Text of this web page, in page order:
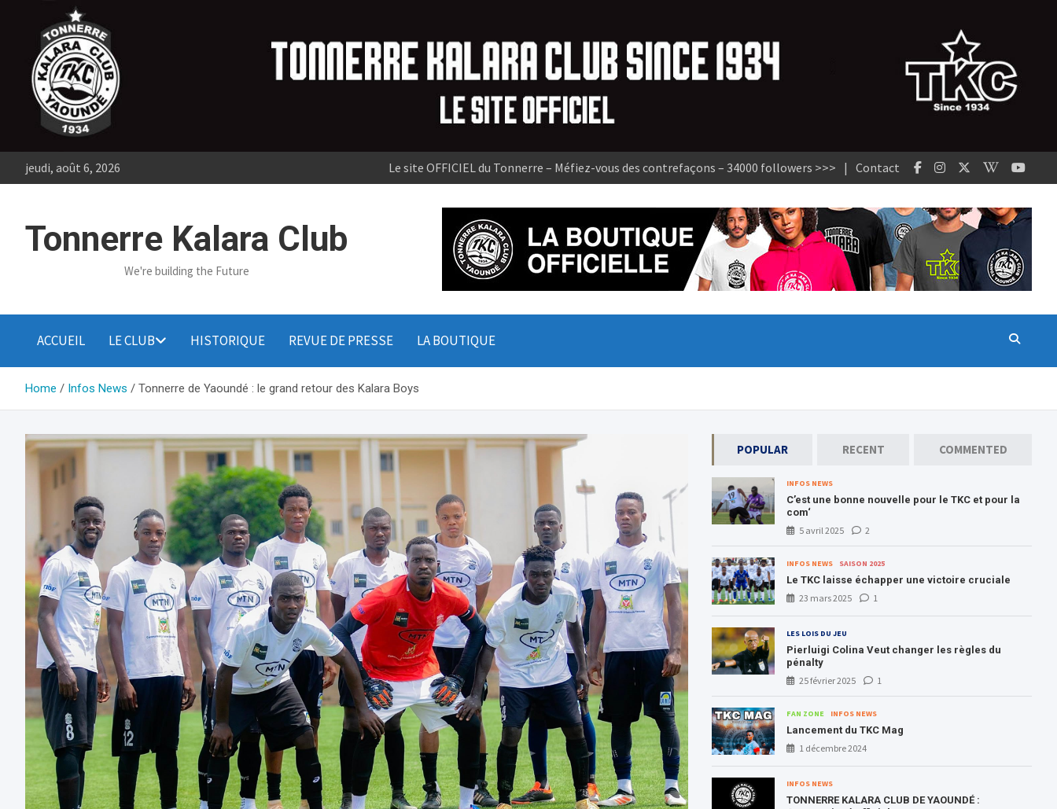
jeudi, août 6, 2026 Le site OFFICIEL du Tonnerre – Méfiez-vous des contrefaçons – 34000 followers >>> Contact
Tonnerre Kalara Club
We're building the Future
ACCUEIL LE CLUB HISTORIQUE REVUE DE PRESSE LA BOUTIQUE
Home Infos News Tonnerre de Yaoundé : le grand retour des Kalara Boys
POPULAR RECENT COMMENTED
INFOS NEWS
C’est une bonne nouvelle pour le TKC et pour la
com‘
5 avril 2025
2
INFOS NEWS SAISON 2025
Le TKC laisse échapper une victoire cruciale
23 mars 2025
1
LES LOIS DU JEU
Pierluigi Colina Veut changer les règles du
pénalty
25 février 2025
1
FAN ZONE INFOS NEWS
Lancement du TKC Mag
1 décembre 2024
INFOS NEWS
TONNERRE KALARA CLUB DE YAOUNDÉ :